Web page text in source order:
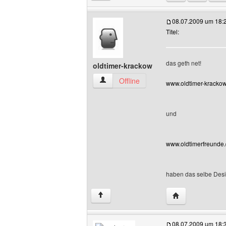
oldtimer-krackow
oldtimer-krackow Benutzer-Profile
Offline
08.07.2009 um
Titel:
das geth net!
www.oldtimer-
und
haben das selbe
↑ Website dieses
08.07.2009 um